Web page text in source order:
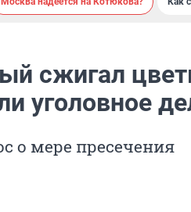
сжигал
уголовное
о мере пресечения